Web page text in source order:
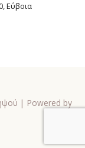
Εύβοια
| Powered by